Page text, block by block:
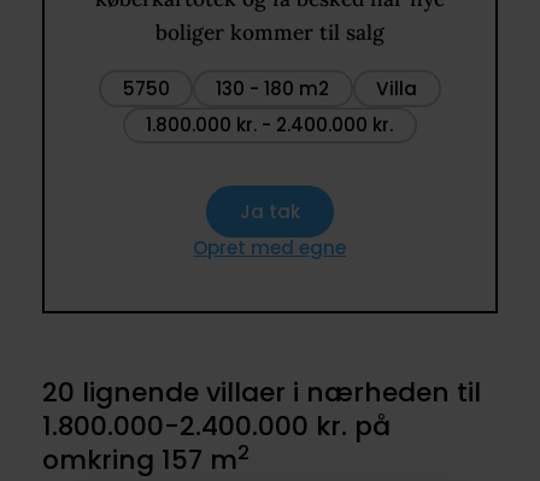
boliger kommer til salg
5750 130 - 180 m2
Villa
1.800.000 kr. - 2.400.000 kr.
Ja tak
Opret med egne
20 lignende villaer i nærheden til
1.800.000-2.400.000 kr. på
omkring 157 m2